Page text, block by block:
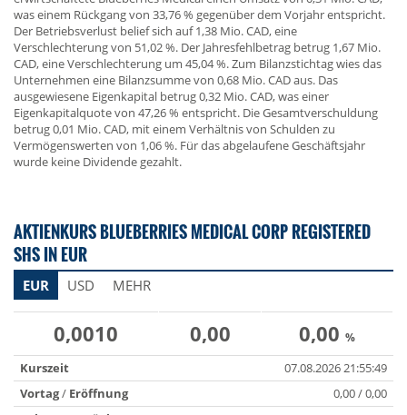
was einem Rückgang von 33,76 % gegenüber dem Vorjahr entspricht.
Der Betriebsverlust belief sich auf 1,38 Mio. CAD, eine
Verschlechterung von 51,02 %. Der Jahresfehlbetrag betrug 1,67 Mio.
CAD, eine Verschlechterung um 45,04 %. Zum Bilanzstichtag wies das
Unternehmen eine Bilanzsumme von 0,68 Mio. CAD aus. Das
ausgewiesene Eigenkapital betrug 0,32 Mio. CAD, was einer
Eigenkapitalquote von 47,26 % entspricht. Die Gesamtverschuldung
betrug 0,01 Mio. CAD, mit einem Verhältnis von Schulden zu
Vermögenswerten von 1,06 %. Für das abgelaufene Geschäftsjahr
wurde keine Dividende gezahlt.
AKTIENKURS BLUEBERRIES MEDICAL CORP REGISTERED
SHS IN EUR
EUR USD MEHR
0,0010 0,00 0,00 %
Kurszeit
07.08.2026 21:55:49
Vortag/ Eröffnung
0,00 / 0,00